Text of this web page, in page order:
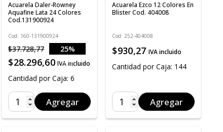
Acuarela Daler-Rowney
Aquafine Lata 24 Colores
Cod.131900924
Cod: 160-131900924
$37.728,77
25%
OFF
$28.296,60 IVA incluido
Cantidad por Caja: 6
Agregar
Acuarela Ezco 12 Colores En
Blister Cod. 404008
Cod: 252-404008
$930,27 IVA incluido
Cantidad por Caja: 144
Agregar